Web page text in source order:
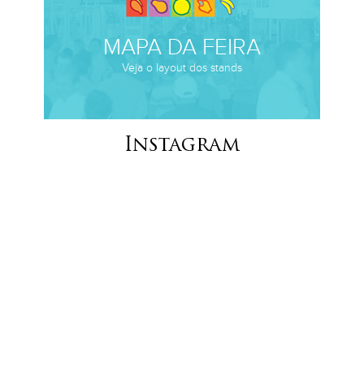
MAPA DA FEIRA
Veja o layout dos stands
Instagram